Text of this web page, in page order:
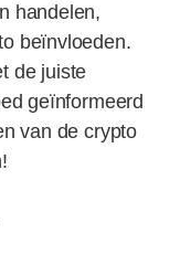
handelen,
beïnvloeden.
de juiste
geïnformeerd
van de crypto